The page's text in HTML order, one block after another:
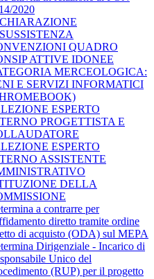
2020
QUADRO
ATTIVE IDONEE
MERCEOLOGICA:
E SERVIZI INFORMATICI
ESPERTO
PROGETTISTA E
ESPERTO
ASSISTENTE
DELLA
a contrarre per
diretto tramite ordine
di acquisto (ODA) sul MEPA
Dirigenziale - Incarico di
Unico del
(RUP) per il progetto